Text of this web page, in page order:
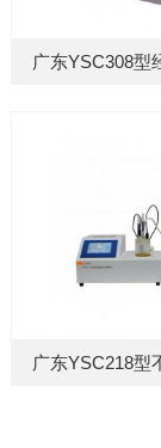
广东YSC308型
广东YSC218型